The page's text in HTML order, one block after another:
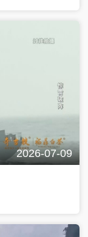
2026-07-09